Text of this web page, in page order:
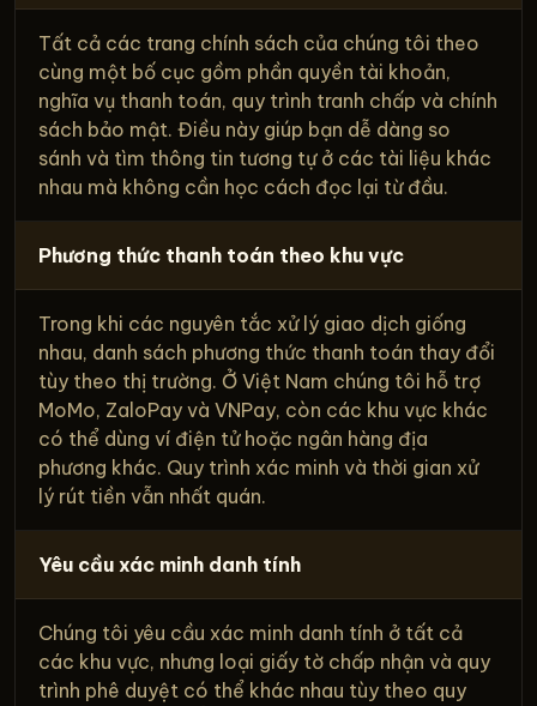
Tất cả các trang chính sách của chúng tôi theo
cùng một bố cục gồm phần quyền tài khoản,
nghĩa vụ thanh toán, quy trình tranh chấp và chính
sách bảo mật. Điều này giúp bạn dễ dàng so
sánh và tìm thông tin tương tự ở các tài liệu khác
nhau mà không cần học cách đọc lại từ đầu.
Phương thức thanh toán theo khu vực
Trong khi các nguyên tắc xử lý giao dịch giống
nhau, danh sách phương thức thanh toán thay đổi
tùy theo thị trường. Ở Việt Nam chúng tôi hỗ trợ
MoMo, ZaloPay và VNPay, còn các khu vực khác
có thể dùng ví điện tử hoặc ngân hàng địa
phương khác. Quy trình xác minh và thời gian xử
lý rút tiền vẫn nhất quán.
Yêu cầu xác minh danh tính
Chúng tôi yêu cầu xác minh danh tính ở tất cả
các khu vực, nhưng loại giấy tờ chấp nhận và quy
trình phê duyệt có thể khác nhau tùy theo quy